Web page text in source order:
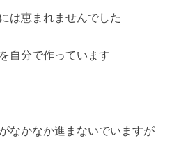
は恵まれませんでした
自分で作っています
なかなか進まないでいますが